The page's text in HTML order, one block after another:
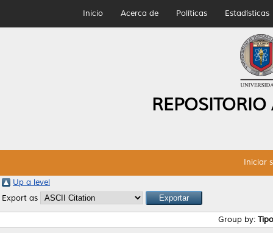
Inicio Acerca de Políticas Estadísticas
Iniciar
Up a level
Export as
Group by: